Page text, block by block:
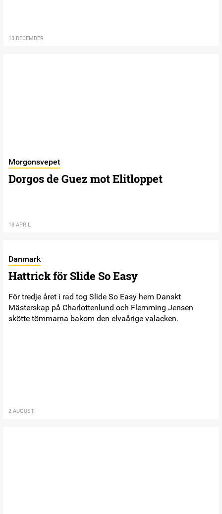
13 DECEMBER
Morgonsvepet
Dorgos de Guez mot Elitloppet
18 APRIL
Danmark
Hattrick för Slide So Easy
För tredje året i rad tog Slide So Easy hem Danskt
Mästerskap på Charlottenlund och Flemming Jensen
skötte tömmarna bakom den elvaårige valacken.
2 AUGUSTI